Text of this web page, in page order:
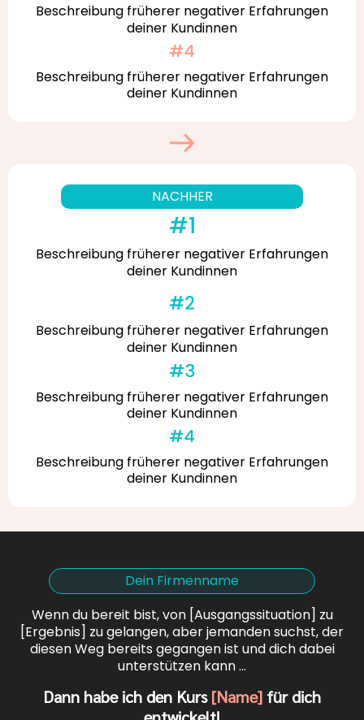
Beschreibung früherer negativer Erfahrungen
deiner Kundinnen
Beschreibung früherer negativer Erfahrungen
deiner Kundinnen
NACHHER
Beschreibung früherer negativer Erfahrungen
deiner Kundinnen
Beschreibung früherer negativer Erfahrungen
deiner Kundinnen
Beschreibung früherer negativer Erfahrungen
deiner Kundinnen
Beschreibung früherer negativer Erfahrungen
deiner Kundinnen
Dein Firmenname
Wenn du bereit bist, von [Ausgangssituation] zu
[Ergebnis] zu gelangen, aber jemanden suchst, der
diesen Weg bereits gegangen ist und dich dabei
unterstützen kann …
Dann habe ich den Kurs[Name] für dich